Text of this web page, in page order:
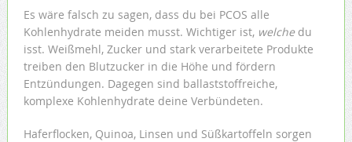
Es wäre falsch zu sagen, dass du bei PCOS alle
Kohlenhydrate meiden musst. Wichtiger ist, welchedu
isst. Weißmehl, Zucker und stark verarbeitete Produkte
treiben den Blutzucker in die Höhe und fördern
Entzündungen. Dagegen sind ballaststoffreiche,
komplexe Kohlenhydrate deine Verbündeten.
Haferflocken, Quinoa, Linsen und Süßkartoffeln sorgen